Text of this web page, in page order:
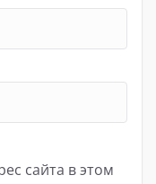
сайта в этом